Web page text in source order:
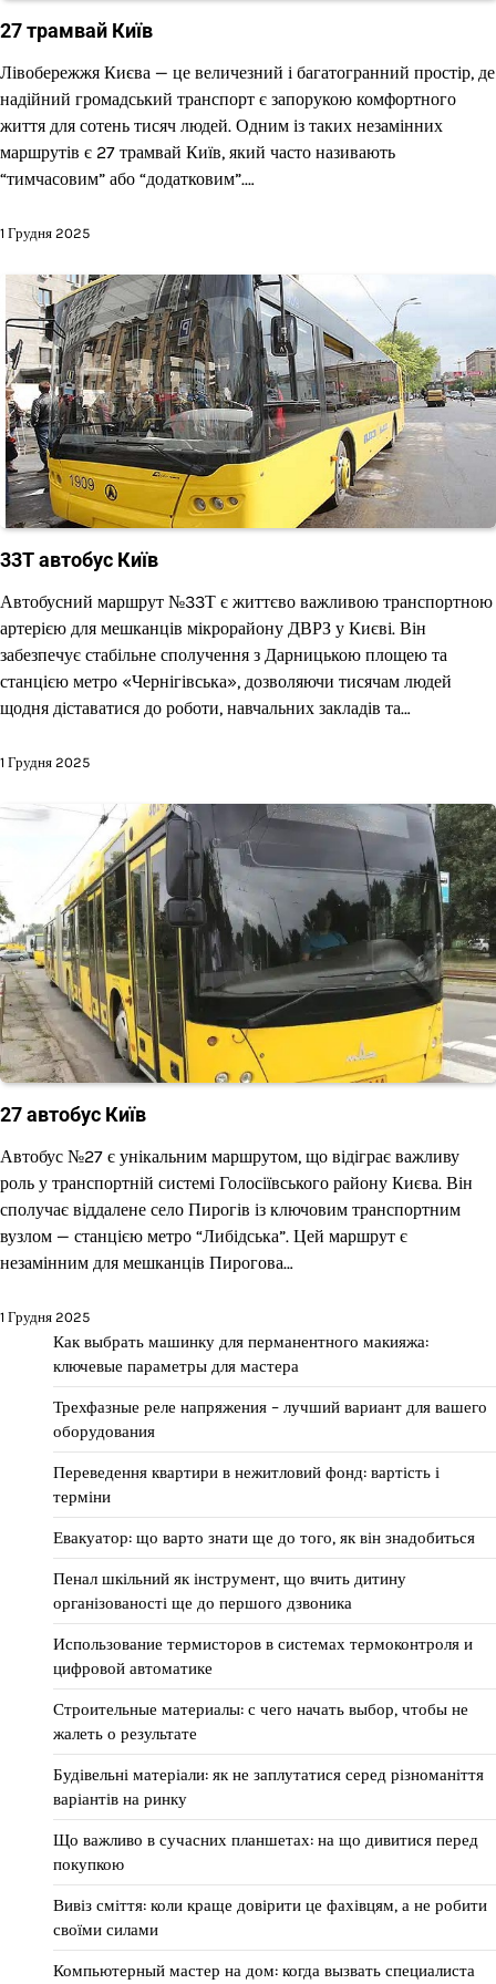
27 трамвай Київ
Лівобережжя Києва — це величезний і багатогранний простір, де
надійний громадський транспорт є запорукою комфортного
життя для сотень тисяч людей. Одним із таких незамінних
маршрутів є 27 трамвай Київ, який часто називають
“тимчасовим” або “додатковим”.…
1 Грудня 2025
33Т автобус Київ
Автобусний маршрут №33Т є життєво важливою транспортною
артерією для мешканців мікрорайону ДВРЗ у Києві. Він
забезпечує стабільне сполучення з Дарницькою площею та
станцією метро «Чернігівська», дозволяючи тисячам людей
щодня діставатися до роботи, навчальних закладів та…
1 Грудня 2025
27 автобус Київ
Автобус №27 є унікальним маршрутом, що відіграє важливу
роль у транспортній системі Голосіївського району Києва. Він
сполучає віддалене село Пирогів із ключовим транспортним
вузлом — станцією метро “Либідська”. Цей маршрут є
незамінним для мешканців Пирогова…
1 Грудня 2025
Как выбрать машинку для перманентного макияжа:
ключевые параметры для мастера
Трехфазные реле напряжения – лучший вариант для вашего
оборудования
Переведення квартири в нежитловий фонд: вартість і
терміни
Евакуатор: що варто знати ще до того, як він знадобиться
Пенал шкільний як інструмент, що вчить дитину
організованості ще до першого дзвоника
Использование термисторов в системах термоконтроля и
цифровой автоматике
Строительные материалы: с чего начать выбор, чтобы не
жалеть о результате
Будівельні матеріали: як не заплутатися серед різноманіття
варіантів на ринку
Що важливо в сучасних планшетах: на що дивитися перед
покупкою
Вивіз сміття: коли краще довірити це фахівцям, а не робити
своїми силами
Компьютерный мастер на дом: когда вызвать специалиста